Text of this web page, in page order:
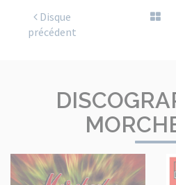
Disque
précédent